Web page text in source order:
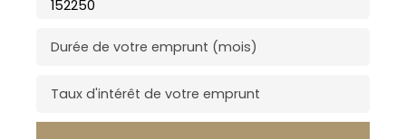
Durée de votre emprunt (mois)
Taux d'intérêt de votre emprunt